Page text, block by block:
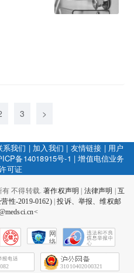
3 >
系我们 | 加入我们 | 友情链接 | 用户
ICP备14018915号-1 |增值电信业务
可证
有 不得转载.著作权声明 法律声明
互
性-2019-0162)|投诉、举报、维权邮
网
络
会
征
31010402000321